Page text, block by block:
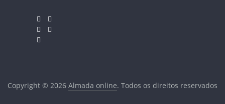
Copyright © 2026 Almada online. Todos os direitos reservados